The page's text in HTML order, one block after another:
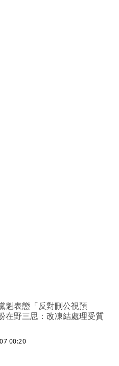
魁表態「反對刪公視預
野三思：改凍結處理受質
00:20